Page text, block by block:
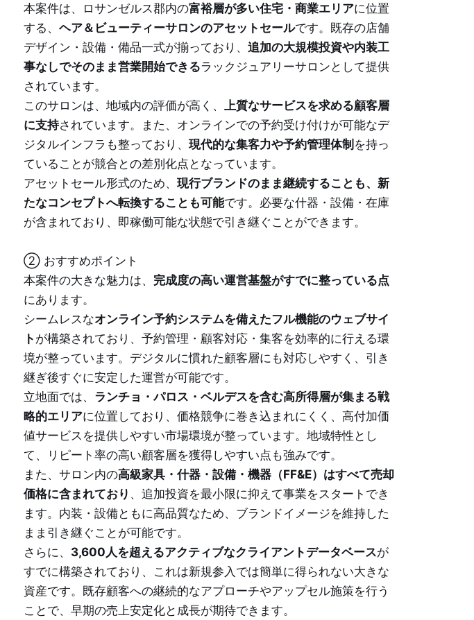
本案件は、ロサンゼルス郡内の富裕層が多い住宅・商業エリアに位置
する、 ヘア＆ビューティーサロンのアセットセールです。既存の店舗
デザイン・設備・備品一式が揃っており、 追加の大規模投資や内装工
事なしでそのまま営業開始できるラックジュアリーサロンとして提供
されています。
このサロンは、地域内の評価が高く、
上質なサービスを求める顧客層
に支持されています。また、オンラインでの予約受け付けが可能なデ
ジタルインフラも整っており、 現代的な集客力や予約管理体制 を持っ
ていることが競合との差別化点となっています。
アセットセール形式のため、 現行ブランドのまま継続することも、新
たなコンセプトへ転換することも可能です。必要な什器・設備・在庫
が含まれており、即稼働可能な状態で引き継ぐことができます。
② おすすめポイント
本案件の大きな魅力は、 完成度の高い運営基盤がすでに整っている点
にあります。
シームレスなオンライン予約システムを備えたフル機能のウェブサイ
ト が構築されており、予約管理・顧客対応・集客を効率的に行える環
境が整っています。デジタルに慣れた顧客層にも対応しやすく、引き
継ぎ後すぐに安定した運営が可能です。
立地面では、 ランチョ・パロス・ベルデスを含む高所得層が集まる戦
略的エリアに位置しており、価格競争に巻き込まれにくく、高付加価
値サービスを提供しやすい市場環境が整っています。地域特性とし
て、リピート率の高い顧客層を獲得しやすい点も強みです。
また、サロン内の高級家具・什器・設備・機器（FF&E）はすべて売却
価格に含まれており 、追加投資を最小限に抑えて事業をスタートでき
ます。内装・設備ともに高品質なため、ブランドイメージを維持した
まま引き継ぐことが可能です。
さらに、 3,600人を超えるアクティブなクライアントデータベースが
すでに構築されており、これは新規参入では簡単に得られない大きな
資産です。既存顧客への継続的なアプローチやアップセル施策を行う
ことで、早期の売上安定化と成長が期待できます。